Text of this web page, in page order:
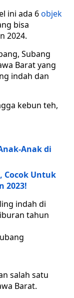
ini ada 6objek
bisa
2024.
Subang
Barat yang
indah dan
kebun teh,
Anak di
Cocok Untuk
2023!
indah di
tahun
salah satu
Barat.